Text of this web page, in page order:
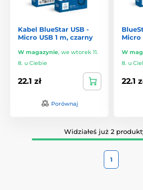
Kabel BlueStar USB -
Micro USB 1 m, czarny
W magazynie, we wtorek 11.
8. u Ciebie
22.1 zł
Porównaj
Micro
W
8. u
22.1
Widziałeś już 2
1